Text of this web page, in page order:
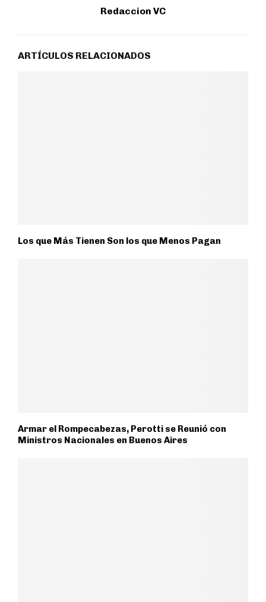
Redaccion VC
ARTÍCULOS RELACIONADOS
Los que Más Tienen Son los que Menos Pagan
Armar el Rompecabezas, Perotti se Reunió con
Ministros Nacionales en Buenos Aires